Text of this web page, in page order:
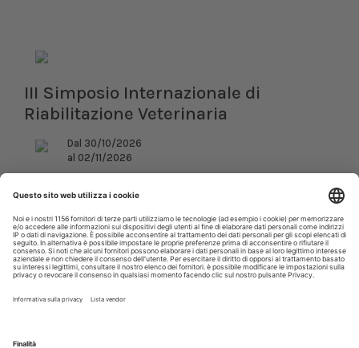
III Simposio Internazionale di
Riabilitazione Veterinaria
Dal 30/10/2026
al 02/11/2026